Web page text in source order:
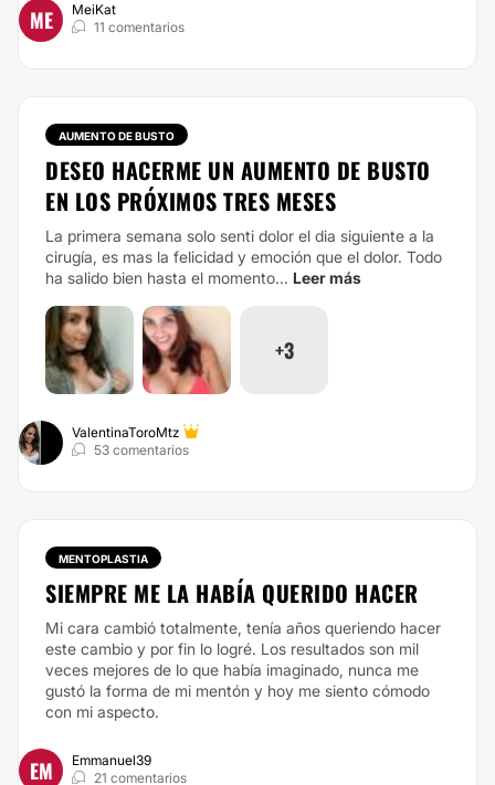
ME
MeiKat
11 comentarios
AUMENTO DE BUSTO
DESEO HACERME UN AUMENTO DE BUSTO
EN LOS PRÓXIMOS TRES MESES
La primera semana solo senti dolor el dia siguiente a la
cirugía, es mas la felicidad y emoción que el dolor. Todo
ha salido bien hasta el momento... Leer más
+3
ValentinaToroMtz
53 comentarios
MENTOPLASTIA
SIEMPRE ME LA HABÍA QUERIDO HACER
Mi cara cambió totalmente, tenía años queriendo hacer
este cambio y por fin lo logré. Los resultados son mil
veces mejores de lo que había imaginado, nunca me
gustó la forma de mi mentón y hoy me siento cómodo
con mi aspecto.
EM
Emmanuel39
21 comentarios